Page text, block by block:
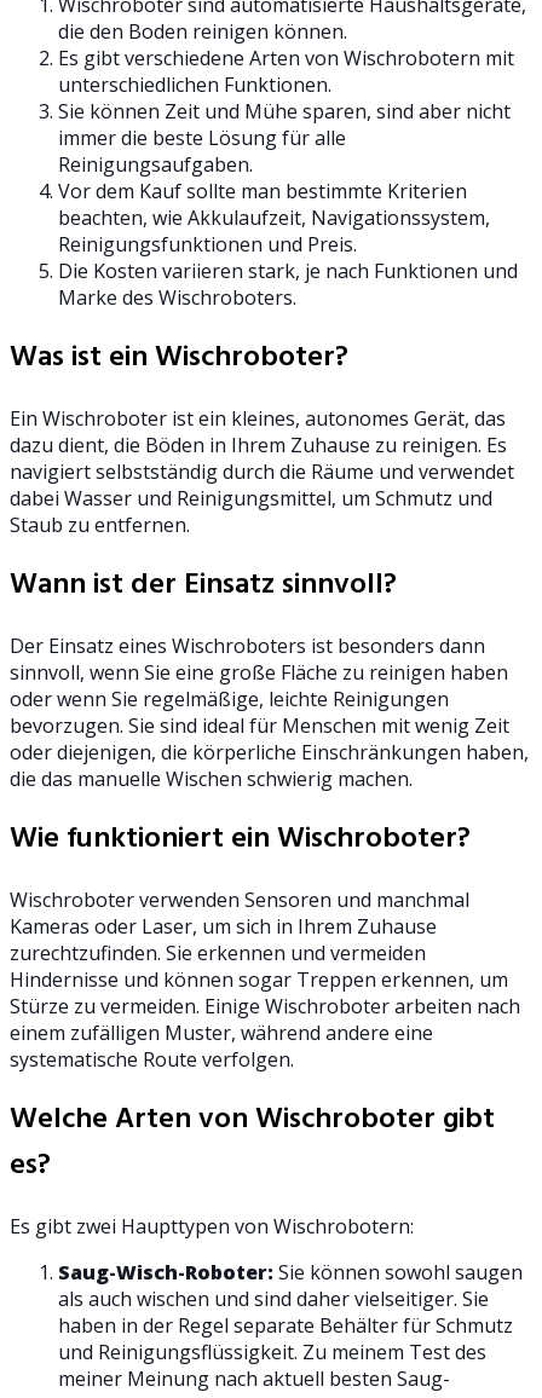
die den Boden reinigen können.
Es gibt verschiedene Arten von Wischrobotern mit
unterschiedlichen Funktionen.
Sie können Zeit und Mühe sparen, sind aber nicht
immer die beste Lösung für alle
Reinigungsaufgaben.
Vor dem Kauf sollte man bestimmte Kriterien
beachten, wie Akkulaufzeit, Navigationssystem,
Reinigungsfunktionen und Preis.
Die Kosten variieren stark, je nach Funktionen und
Marke des Wischroboters.
Was ist ein Wischroboter?
Ein Wischroboter ist ein kleines, autonomes Gerät, das
dazu dient, die Böden in Ihrem Zuhause zu reinigen. Es
navigiert selbstständig durch die Räume und verwendet
dabei Wasser und Reinigungsmittel, um Schmutz und
Staub zu entfernen.
Wann ist der Einsatz sinnvoll?
Der Einsatz eines Wischroboters ist besonders dann
sinnvoll, wenn Sie eine große Fläche zu reinigen haben
oder wenn Sie regelmäßige, leichte Reinigungen
bevorzugen. Sie sind ideal für Menschen mit wenig Zeit
oder diejenigen, die körperliche Einschränkungen haben,
die das manuelle Wischen schwierig machen.
Wie funktioniert ein Wischroboter?
Wischroboter verwenden Sensoren und manchmal
Kameras oder Laser, um sich in Ihrem Zuhause
zurechtzufinden. Sie erkennen und vermeiden
Hindernisse und können sogar Treppen erkennen, um
Stürze zu vermeiden. Einige Wischroboter arbeiten nach
einem zufälligen Muster, während andere eine
systematische Route verfolgen.
Welche Arten von Wischroboter gibt
es?
Es gibt zwei Haupttypen von Wischrobotern:
Saug-Wisch-Roboter: Sie können sowohl saugen
als auch wischen und sind daher vielseitiger. Sie
haben in der Regel separate Behälter für Schmutz
und Reinigungsflüssigkeit. Zu meinem Test des
meiner Meinung nach aktuell besten Saug-